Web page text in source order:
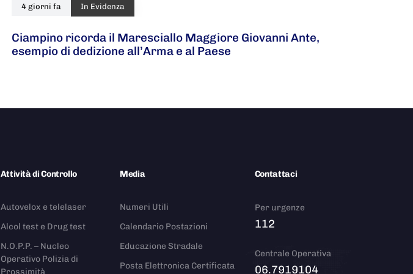
4 giorni fa In Evidenza
Ciampino ricorda il Maresciallo Maggiore Giovanni Ante,
esempio di dedizione all’Arma e al Paese
Attività di Controllo
Autovelox e telelaser
Alcol test e Drug test
N.O.P.P. – Nucleo
Operativo Polizia di
Prossimità
Media
Numeri Utili
Calendario Postazioni
Educazione Stradale
Posta Elettronica Certificata
Contattaci
Per urgenze
112
Centrale Operativa
06.7919104